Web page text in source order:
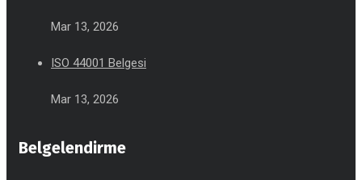
Mar 13, 2026
ISO 44001 Belgesi
Mar 13, 2026
Belgelendirme